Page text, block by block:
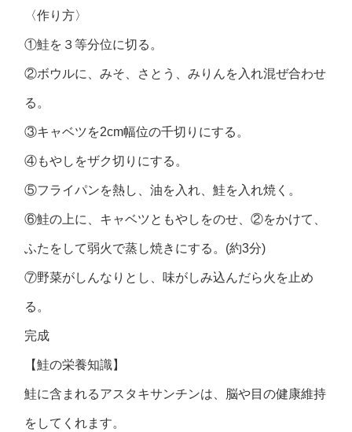
〈作り方〉
①鮭を３等分位に切る。
②ボウルに、みそ、さとう、みりんを入れ混ぜ合わせ
る。
③キャベツを2cm幅位の千切りにする。
④もやしをザク切りにする。
⑤フライパンを熱し、油を入れ、鮭を入れ焼く。
⑥鮭の上に、キャベツともやしをのせ、②をかけて、
ふたをして弱火で蒸し焼きにする。(約3分)
⑦野菜がしんなりとし、味がしみ込んだら火を止め
る。
完成
【鮭の栄養知識】
鮭に含まれるアスタキサンチンは、脳や目の健康維持
をしてくれます。